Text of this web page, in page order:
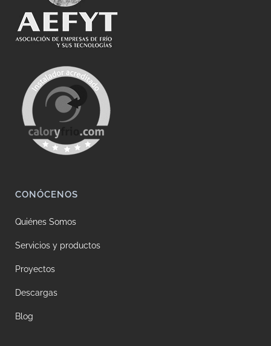
CONÓCENOS
Quiénes Somos
Servicios y productos
Proyectos
Descargas
Blog